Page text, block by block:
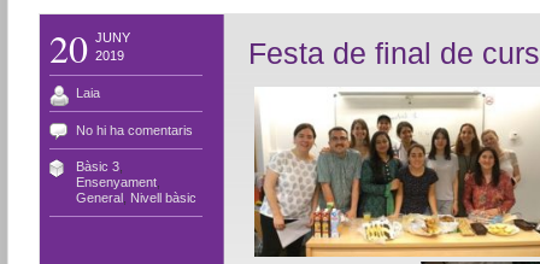
20 JUNY
2019
Laia
No hi ha comentaris
Bàsic 3,
Ensenyament,
General, Nivell bàsic
Festa de final de curs